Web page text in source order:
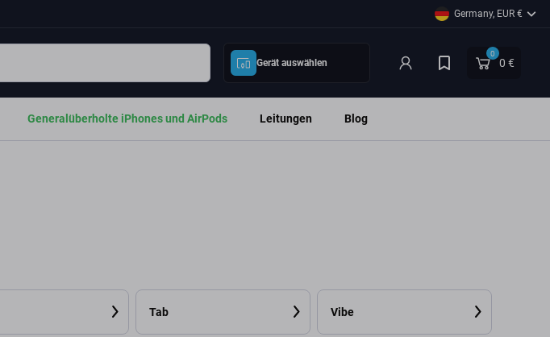
Germany, EUR €
Gerät auswählen
0
0 €
Generalüberholte iPhones und AirPods Leitungen Blog
Tab Vibe